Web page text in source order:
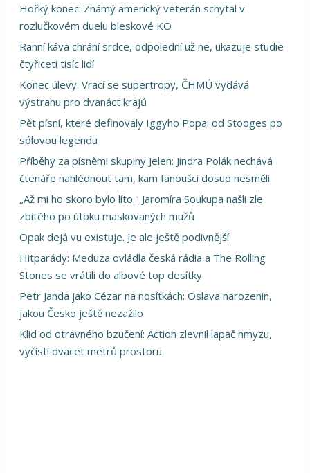
Hořký konec: Známý americký veterán schytal v
rozlučkovém duelu bleskové KO
Ranní káva chrání srdce, odpolední už ne, ukazuje studie
čtyřiceti tisíc lidí
Konec úlevy: Vrací se supertropy, ČHMÚ vydává
výstrahu pro dvanáct krajů
Pět písní, které definovaly Iggyho Popa: od Stooges po
sólovou legendu
Příběhy za písněmi skupiny Jelen: Jindra Polák nechává
čtenáře nahlédnout tam, kam fanoušci dosud nesměli
„Až mi ho skoro bylo líto." Jaromíra Soukupa našli zle
zbitého po útoku maskovaných mužů
Opak dejá vu existuje. Je ale ještě podivnější
Hitparády: Meduza ovládla česká rádia a The Rolling
Stones se vrátili do albové top desítky
Petr Janda jako Cézar na nosítkách: Oslava narozenin,
jakou Česko ještě nezažilo
Klid od otravného bzučení: Action zlevnil lapač hmyzu,
vyčistí dvacet metrů prostoru